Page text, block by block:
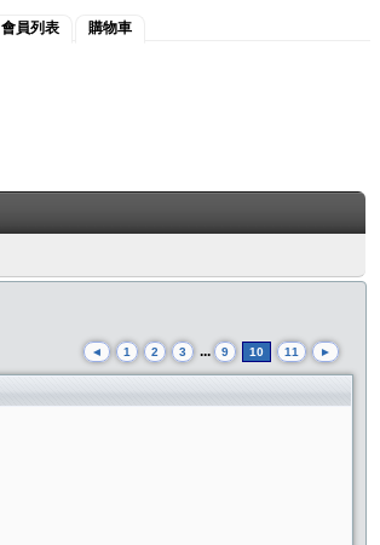
會員列表 購物車
◄ 1 2 3 ... 9 10 11 ►